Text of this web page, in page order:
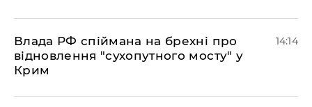
Влада РФ спіймана на брехні про
відновлення "сухопутного мосту" у
Крим
14:14